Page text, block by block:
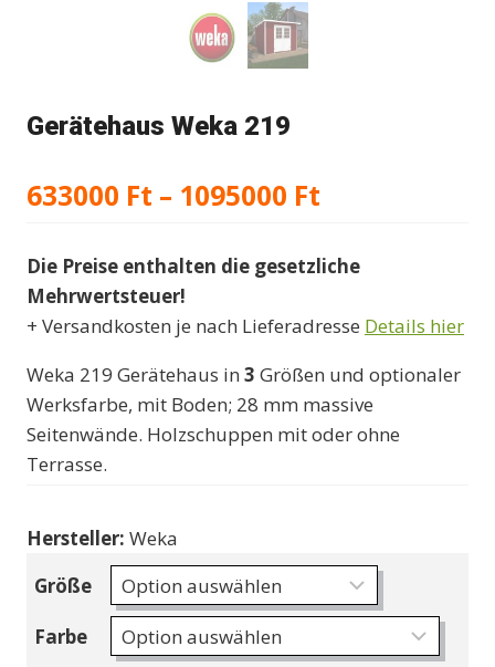
Gerätehaus Weka 219
633000 Ft – 1095000 Ft
bis
1095000 Ft
Die Preise enthalten die gesetzliche
Mehrwertsteuer!
+ Versandkosten je nach Lieferadresse Details hier
Weka 219 Gerätehaus in 3 Größen und optionaler
Werksfarbe, mit Boden; 28 mm massive
Seitenwände. Holzschuppen mit oder ohne
Terrasse.
Hersteller: Weka
Größe
Farbe